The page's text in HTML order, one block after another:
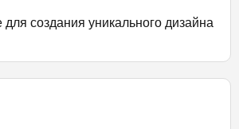
создания уникального дизайна